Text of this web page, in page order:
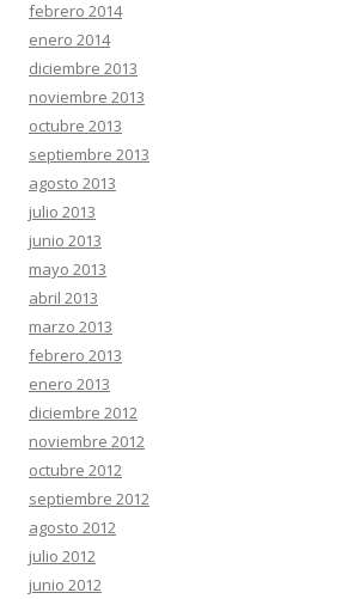
febrero 2014
enero 2014
diciembre 2013
noviembre 2013
octubre 2013
septiembre 2013
agosto 2013
julio 2013
junio 2013
mayo 2013
abril 2013
marzo 2013
febrero 2013
enero 2013
diciembre 2012
noviembre 2012
octubre 2012
septiembre 2012
agosto 2012
julio 2012
junio 2012